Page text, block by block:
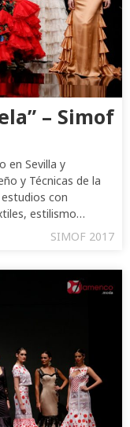
– Simof
en Sevilla y
y Técnicas de la
con
estilismo…
SIMOF 2017